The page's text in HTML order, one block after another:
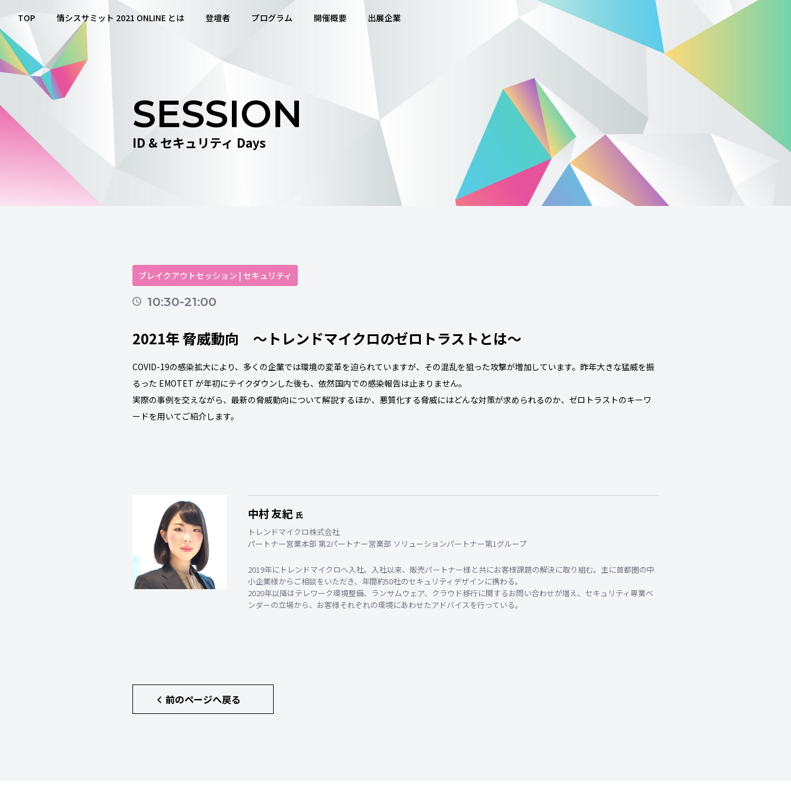
TOP 情シスサミット 2021 ONLINE とは 登壇者 プログラム 開催概要 出展企業
SESSION
ID & セキュリティ Days
ブレイクアウトセッション | セキュリティ
10:30-21:00
2021年 脅威動向 ～トレンドマイクロのゼロトラストとは～
COVID-19の感染拡大により、多くの企業では環境の変革を迫られていますが、その混乱を狙った攻撃が増加しています。昨年大きな猛威を振
るった EMOTET が年初にテイクダウンした後も、依然国内での感染報告は止まりません。
実際の事例を交えながら、最新の脅威動向について解説するほか、悪質化する脅威にはどんな対策が求められるのか、ゼロトラストのキーワ
ードを用いてご紹介します。
中村 友紀 氏
トレンドマイクロ株式会社
パートナー営業本部 第2パートナー営業部 ソリューションパートナー第1グループ
2019年にトレンドマイクロへ入社。入社以来、販売パートナー様と共にお客様課題の解決に取り組む。主に首都圏の中
小企業様からご相談をいただき、年間約50社のセキュリティデザインに携わる。
2020年以降はテレワーク環境整備、ランサムウェア、クラウド移行に関するお問い合わせが増え、セキュリティ専業ベ
ンダーの立場から、お客様それぞれの環境にあわせたアドバイスを行っている。
前のページへ戻る